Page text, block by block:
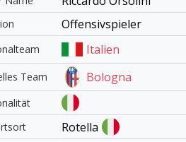
Offensivspieler
Italien
Team Bologna
Rotella